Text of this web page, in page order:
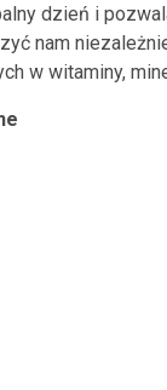
dzień i
nam
w witaminy,